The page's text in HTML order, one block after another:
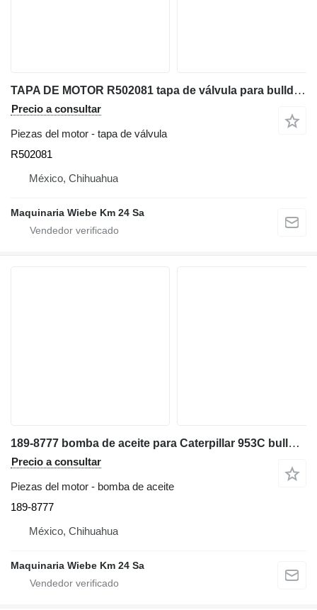
TAPA DE MOTOR R502081 tapa de válvula para bulldozer
Precio a consultar
Piezas del motor - tapa de válvula
R502081
México, Chihuahua
Maquinaria Wiebe Km 24 Sa
189-8777 bomba de aceite para Caterpillar 953C bulldozer
Precio a consultar
Piezas del motor - bomba de aceite
189-8777
México, Chihuahua
Maquinaria Wiebe Km 24 Sa